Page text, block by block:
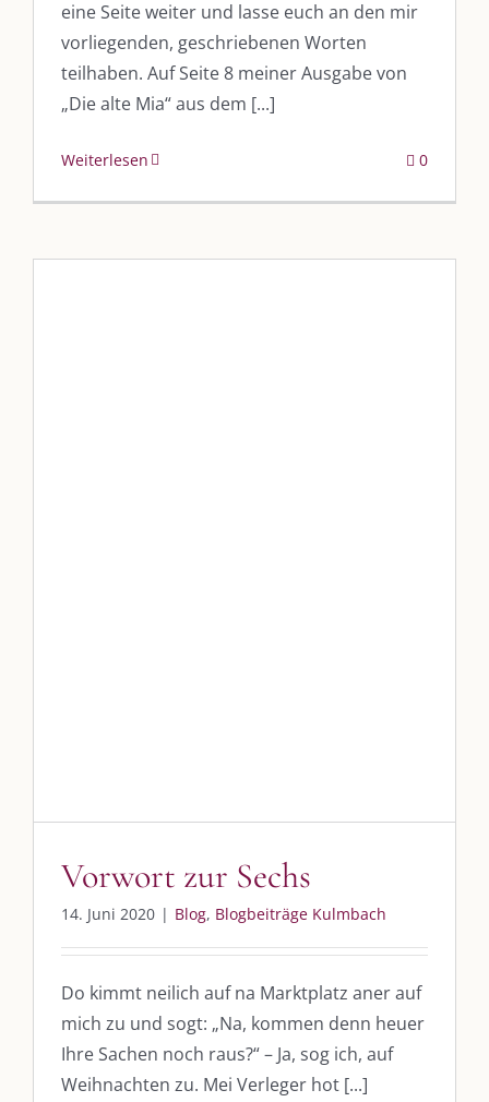
eine Seite weiter und lasse euch an den mir
vorliegenden, geschriebenen Worten
teilhaben. Auf Seite 8 meiner Ausgabe von
„Die alte Mia“ aus dem [...]
Weiterlesen 0
Vorwort zur Sechs
14. Juni 2020 | Blog, Blogbeiträge Kulmbach
Do kimmt neilich auf na Marktplatz aner auf
mich zu und sogt: „Na, kommen denn heuer
Ihre Sachen noch raus?“ – Ja, sog ich, auf
Weihnachten zu. Mei Verleger hot [...]
DIE KULMBLOGGERA
Podcast